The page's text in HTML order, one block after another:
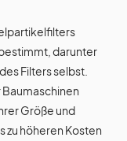
darunter
Filters selbst.
Größe und
zu höheren Kosten